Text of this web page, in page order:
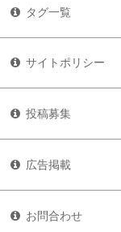
タグ一覧
サイトポリシー
投稿募集
広告掲載
お問合わせ